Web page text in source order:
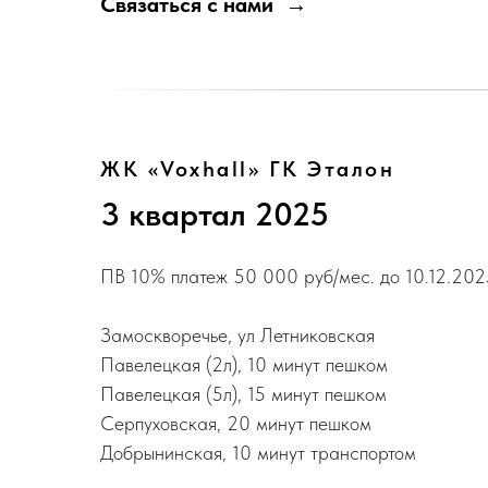
ЖК «Voxhall» ГК Эталон
3 квартал 2025
ПВ 10% платеж 50 000 руб/мес. до
Замоскворечье, ул Летниковская
Павелецкая (2л), 10 минут пешком
Павелецкая (5л), 15 минут пешком
Серпуховская, 20 минут пешком
Добрынинская, 10 минут транспортом